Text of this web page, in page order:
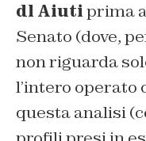
dl Aiutiprima
Senato (dove,
non riguarda
l’intero operato
questa analisi